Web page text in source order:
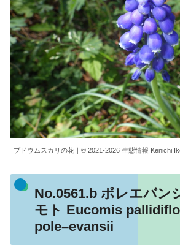
ブドウムスカリの花｜© 2021-2026 生態情報 Kenichi
No.0561.b ポレエバン
モト Eucomis
pole–evansii